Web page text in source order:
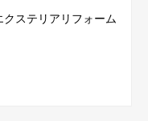
ステリアリフォーム